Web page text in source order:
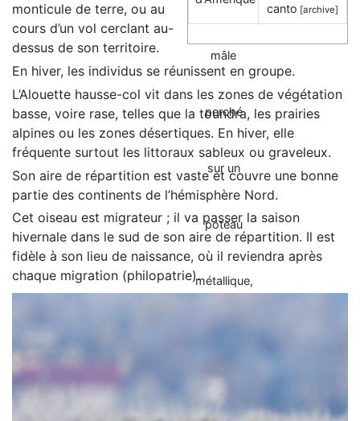
canto [archive]
monticule de terre, ou au
cours d’un vol cerclant au-
dessus de son territoire.
En hiver, les individus se réunissent en groupe.
L’Alouette hausse-col vit dans les zones de végétation
basse, voire rase, telles que la toundra, les prairies
alpines ou les zones désertiques. En hiver, elle
fréquente surtout les littoraux sableux ou graveleux.
Son aire de répartition est vaste et couvre une bonne
partie des continents de l’hémisphère Nord.
Cet oiseau est migrateur ; il va passer la saison
hivernale dans le sud de son aire de répartition. Il est
fidèle à son lieu de naissance, où il reviendra après
chaque migration (philopatrie).